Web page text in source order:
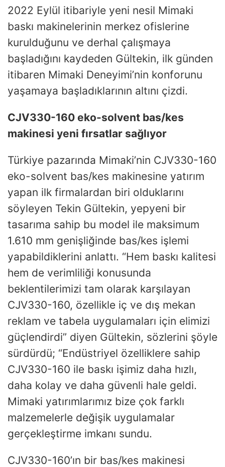
2022 Eylül itibariyle yeni nesil Mimaki
baskı makinelerinin merkez ofislerine
kurulduğunu ve derhal çalışmaya
başladığını kaydeden Gültekin, ilk günden
itibaren Mimaki Deneyimi’nin konforunu
yaşamaya başladıklarının altını çizdi.
CJV330-160 eko-solvent bas/kes
makinesi yeni fırsatlar sağlıyor
Türkiye pazarında Mimaki’nin CJV330-160
eko-solvent bas/kes makinesine yatırım
yapan ilk firmalardan biri olduklarını
söyleyen Tekin Gültekin, yepyeni bir
tasarıma sahip bu model ile maksimum
1.610 mm genişliğinde bas/kes işlemi
yapabildiklerini anlattı. “Hem baskı kalitesi
hem de verimliliği konusunda
beklentilerimizi tam olarak karşılayan
CJV330-160, özellikle iç ve dış mekan
reklam ve tabela uygulamaları için elimizi
güçlendirdi” diyen Gültekin, sözlerini şöyle
sürdürdü; “Endüstriyel özelliklere sahip
CJV330-160 ile baskı işimiz daha hızlı,
daha kolay ve daha güvenli hale geldi.
Mimaki yatırımlarımız bize çok farklı
malzemelerle değişik uygulamalar
gerçekleştirme imkanı sundu.
CJV330-160’ın bir bas/kes makinesi